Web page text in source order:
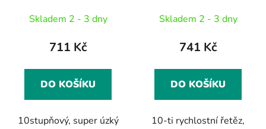
článků, v krabičce
Skladem 2 - 3 dny
711 Kč
DO KOŠÍKU
10stupňový, super úzký
Skladem 2 - 3 dny
741 Kč
DO KOŠÍKU
10-ti rychlostní řetěz,